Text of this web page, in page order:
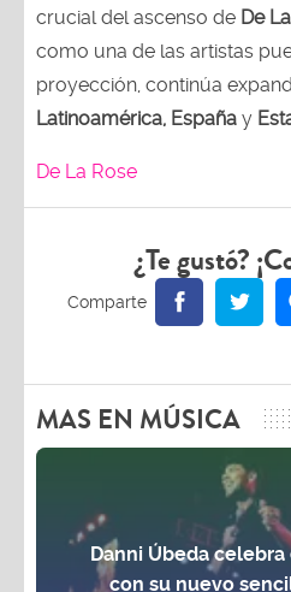
crucial del ascenso de De
como una de las artistas
proyección, continúa
Latinoamérica, España y
De La Rose
¿Te gustó?
MAS EN MÚSICA
Danni Úbeda
con su nuevo